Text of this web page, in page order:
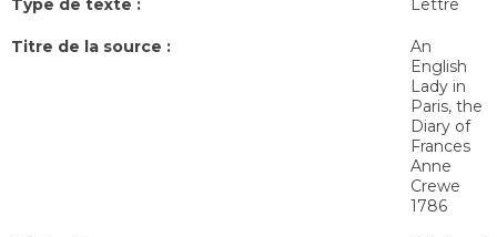
Type de texte : Lettre
Titre de la source :
An
English
Lady in
Paris, the
Diary of
Frances
Anne
Crewe
1786